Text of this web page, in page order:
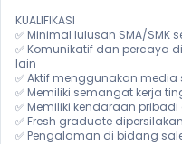
KUALIFIKASI
✅ Minimal lulusan SMA/SMK
✅ Komunikatif dan percaya
lain
✅ Aktif menggunakan
✅ Memiliki semangat kerja
✅ Memiliki kendaraan pribadi
✅ Fresh graduate
✅ Pengalaman di bidang